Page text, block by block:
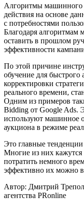
Алгоритмы машинного
действия на основе
с потребностями
Благодаря
оставить в прошлом
эффективности
По этой причине
обучение для быстрого
корректировки
реального времени,
Одним из примеров
Bidding от Google Ads.
используют машинное
аукциона в режиме
Это главные
Многие из них
потратить немного
эффективно их можно
Автор: Дмитрий
агентства PRonline